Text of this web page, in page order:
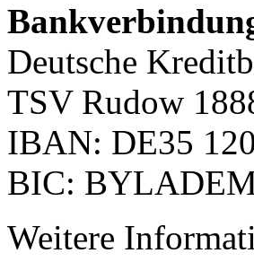
Deutsche
TSV Rudow
IBAN: DE35
BIC:
Weitere